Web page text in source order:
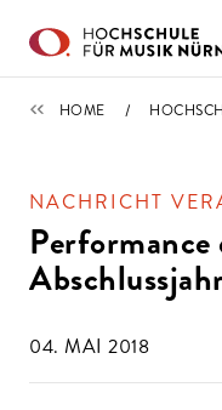
IMPORTIERT
HOME
NACHRICHT
Performance
04. MAI 2018